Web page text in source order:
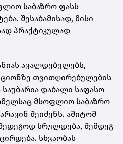
საბაზრო ფასს
შესაბამისად, მისი
პრაქტიკულად
ავალდებულებს,
თვითღირებულების
დაბალი საფასო
მსოფლიო საბაზრო
შეიძენს. ამიტომ
სრულდება, შემდეგ
სხვაობას